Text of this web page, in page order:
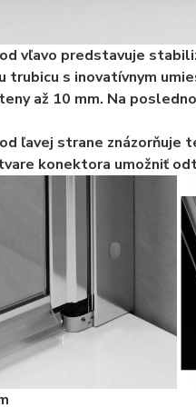
vľavo predstavuje
trubicu s inovatívnym
až 10 mm. Na
ľavej strane
konektora umožniť